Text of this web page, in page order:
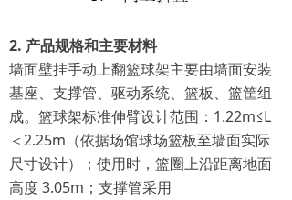
2. 产品规格和主要材料
墙面壁挂手动上翻篮球架主要由墙面安装
基座、支撑管、驱动系统、篮板、篮筐组
成。篮球架标准伸臂设计范围：1.22m≤L
＜2.25m（依据场馆球场篮板至墙面实际
尺寸设计）；使用时，篮圈上沿距离地面
高度 3.05m；支撑管采用